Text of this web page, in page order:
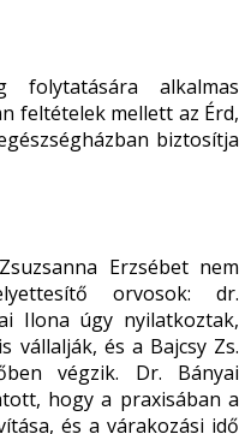
folytatására alkalmas
feltételek mellett az Érd,
biztosítja
Erzsébet nem
orvosok: dr.
Ilona úgy nyilatkoztak,
vállalják, és a Bajcsy Zs.
végzik. Dr. Bányai
hogy a praxisában a
és a várakozási idő